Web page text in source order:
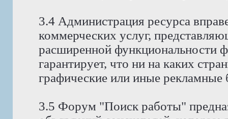
3.4 Администрация ресурса
коммерческих услуг,
расширенной функциональности
гарантирует, что ни на каких
графические или иные рекламные
3.5 Форум "Поиск работы"